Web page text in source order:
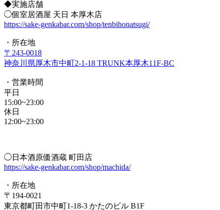
◆実施店舗
◯個室居酒屋 天日 本厚木店
https://sake-genkabar.com/shop/tenbihonatsugi/
・所在地
〒243-0018
神奈川県厚木市中町2-1-18 TRUNK本厚木11F-BC
・営業時間
平日
15:00~23:00
休日
12:00~23:00
◯日本酒原価酒蔵 町田店
https://sake-genkabar.com/shop/machida/
・所在地
〒194-0021
東京都町田市中町1-18-3 かたのビル B1F